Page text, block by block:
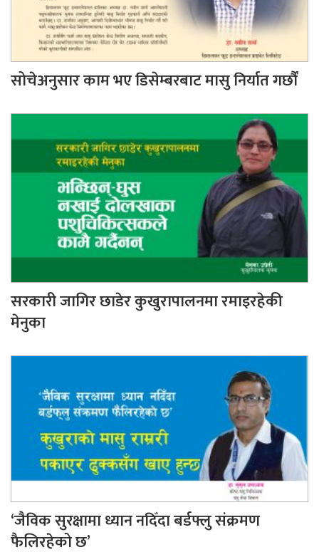
सोचेअनुसार काम भए डिसेम्बरबाट मासु निर्यात गर्छौं
सरकारी जागिर छाडेर कुखुरापालनमा रमाइरहेकी
मेनुका
‘जैविक सुरक्षामा ध्यान नदिँदा बर्डफ्लु संक्रमण
फैलिरहेको छ’